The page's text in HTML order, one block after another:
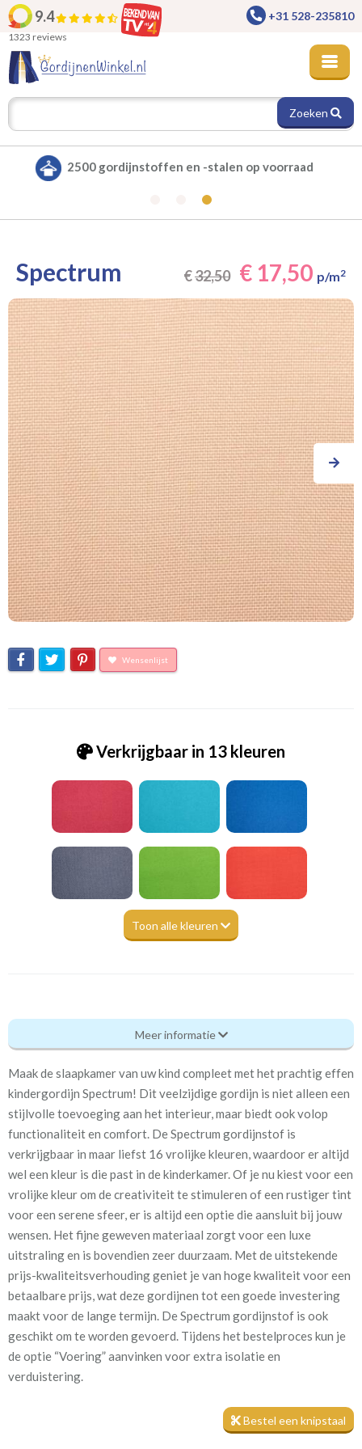
9.4
1323 reviews
+31 528-235810
Zoeken
Alle gordijnen verduisterend leverbaar
Spectrum €32,50 € 17,50 p/m2
Wensenlijst
Verkrijgbaar in 13 kleuren
Toon alle kleuren
Tk_Rainbow - Spectrum 46 cream [VK]
Eigenschappen gordijnstof
Tk_Rainbow - Spectrum 46
cream [VK]
Stofbreedte: 148 cm
Mate van verduistering:
Geen (voering optioneel
tijdens bestelproces)
Meestal eerder, maar houd
rekening met
circa 2-3 weken
Materiaal: Polyester
Een voering werkt als een barrière tegen kou in de winter, zodat
de slaapkamer lekker warm blijft. In de zomer houdt het de
Meer informatie
Maak de slaapkamer van uw kind compleet met het prachtig effen
kindergordijn Spectrum! Dit veelzijdige gordijn is niet alleen een
stijlvolle toevoeging aan het interieur, maar biedt ook volop
functionaliteit en comfort. De Spectrum gordijnstof is
verkrijgbaar in maar liefst 16 vrolijke kleuren, waardoor er altijd
wel een kleur is die past in de kinderkamer. Of je nu kiest voor een
vrolijke kleur om de creativiteit te stimuleren of een rustiger tint
voor een serene sfeer, er is altijd een optie die aansluit bij jouw
wensen. Het fijne geweven materiaal zorgt voor een luxe
uitstraling en is bovendien zeer duurzaam. Met de uitstekende
prijs-kwaliteitsverhouding geniet je van hoge kwaliteit voor een
betaalbare prijs, wat deze gordijnen tot een goede investering
maakt voor de lange termijn. De Spectrum gordijnstof is ook
geschikt om te worden gevoerd. Tijdens het bestelproces kun je
de optie “Voering” aanvinken voor extra isolatie en
verduistering.
Bestel een knipstaal